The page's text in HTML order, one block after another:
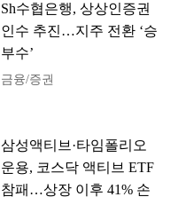
Sh수협은행, 상상인증권
인수 추진…지주 전환 ‘승
부수’
금융/증권
삼성액티브·타임폴리오
운용, 코스닥 액티브 ETF
참패…상장 이후 41% 손